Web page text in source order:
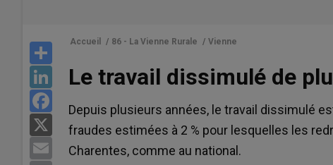
LinkedIn
Email
Accueil / 86 - La Vienne Rurale / Vienne
Le travail dissimulé de
Depuis plusieurs années, le travail dissimulé
fraudes estimées à 2 % pour lesquelles les
Charentes, comme au national.